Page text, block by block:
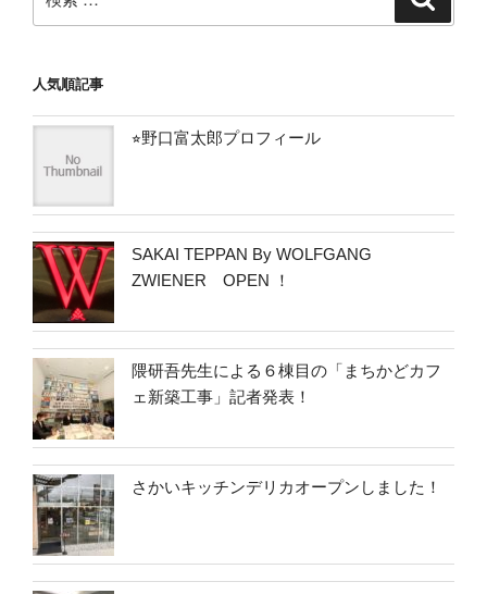
索:
人気順記事
⭐︎野口富太郎プロフィール
SAKAI TEPPAN By WOLFGANG
ZWIENER OPEN ！
隈研吾先生による６棟目の「まちかどカフ
ェ新築工事」記者発表！
さかいキッチンデリカオープンしました！